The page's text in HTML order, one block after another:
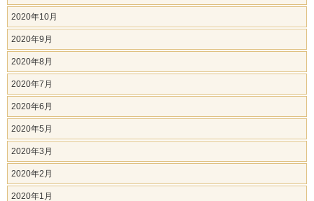
2020年10月
2020年9月
2020年8月
2020年7月
2020年6月
2020年5月
2020年3月
2020年2月
2020年1月